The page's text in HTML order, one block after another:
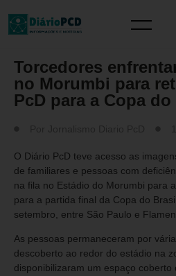
Torcedores
no Morumbi para
PcD para a Copa
O Diário PcD teve acesso as
de familiares e pessoas com
na fila no Estádio do Morumbi para
para a partida final da Copa do
setembro, entre São Paulo e
As pessoas permaneceram por
descoberto ao redor do estádio na
disponibilizaram um espaço